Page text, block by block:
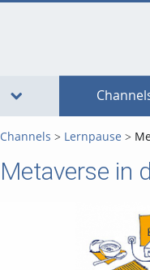
Channels Lernpause
Metaverse in